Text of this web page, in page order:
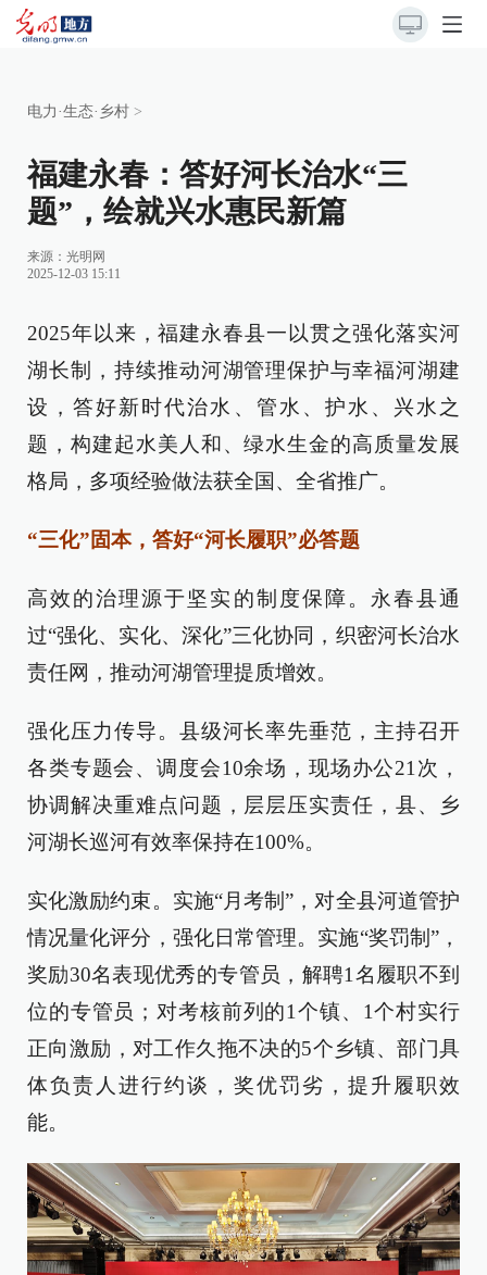
电力·生态·乡村 >
福建永春：答好河长治水“三
题”，绘就兴水惠民新篇
来源： 光明网
2025-12-03 15:11
2025年以来，福建永春县一以贯之强化落实河
湖长制，持续推动河湖管理保护与幸福河湖建
设，答好新时代治水、管水、护水、兴水之
题，构建起水美人和、绿水生金的高质量发展
格局，多项经验做法获全国、全省推广。
“三化”固本，答好“河长履职”必答题
高效的治理源于坚实的制度保障。永春县通
过“强化、实化、深化”三化协同，织密河长治水
责任网，推动河湖管理提质增效。
强化压力传导。县级河长率先垂范，主持召开
各类专题会、调度会10余场，现场办公21次，
协调解决重难点问题，层层压实责任，县、乡
河湖长巡河有效率保持在100%。
实化激励约束。实施“月考制”，对全县河道管护
情况量化评分，强化日常管理。实施“奖罚制”，
奖励30名表现优秀的专管员，解聘1名履职不到
位的专管员；对考核前列的1个镇、1个村实行
正向激励，对工作久拖不决的5个乡镇、部门具
体负责人进行约谈，奖优罚劣，提升履职效
能。